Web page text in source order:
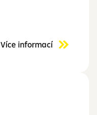
Více informací